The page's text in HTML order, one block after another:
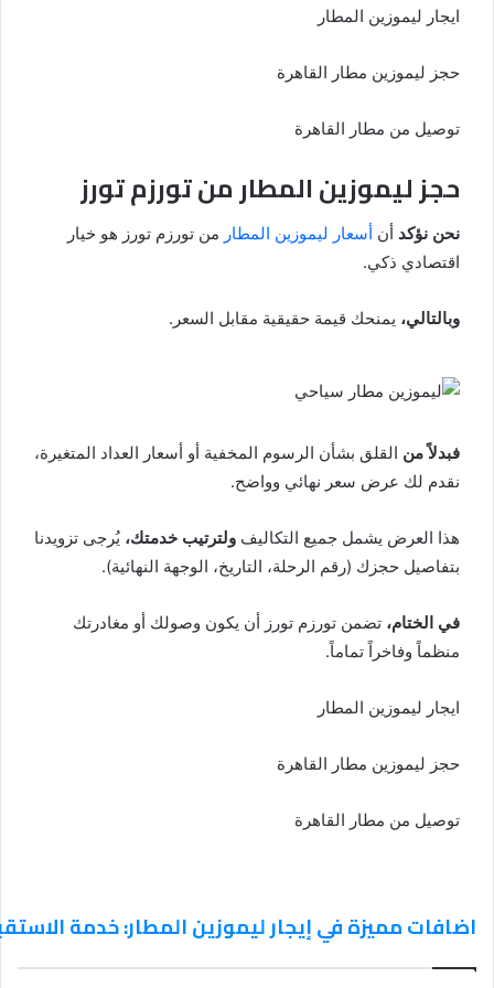
ايجار ليموزين المطار
حجز ليموزين مطار القاهرة
توصيل من مطار القاهرة
حجز ليموزين المطار من تورزم تورز
نحن نؤكد أن أسعار ليموزين المطار من تورزم تورز هو خيار
اقتصادي ذكي.
وبالتالي، يمنحك قيمة حقيقية مقابل السعر.
فبدلاً من القلق بشأن الرسوم المخفية أو أسعار العداد المتغيرة،
نقدم لك عرض سعر نهائي وواضح.
هذا العرض يشمل جميع التكاليف ولترتيب خدمتك، يُرجى تزويدنا
بتفاصيل حجزك (رقم الرحلة، التاريخ، الوجهة النهائية).
في الختام، تضمن تورزم تورز أن يكون وصولك أو مغادرتك
منظماً وفاخراً تماماً.
ايجار ليموزين المطار
حجز ليموزين مطار القاهرة
توصيل من مطار القاهرة
اضافات مميزة في إيجار ليموزين المطار: خدمة